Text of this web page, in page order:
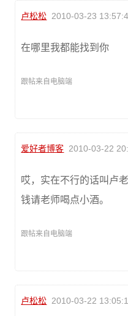
卢松松 2010-03-23
在哪里我都能找到你
跟帖来自电脑端
爱好者博客 2010-03-22
哎，实在不行的话叫卢
钱请老师喝点小酒。
跟帖来自电脑端
卢松松 2010-03-22